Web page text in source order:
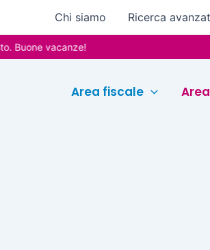
Chi siamo Ricerca
Buone vacanze!
Area fiscale